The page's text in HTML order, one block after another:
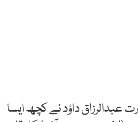
عبدالرزاق داؤد نے کچھ ایسا